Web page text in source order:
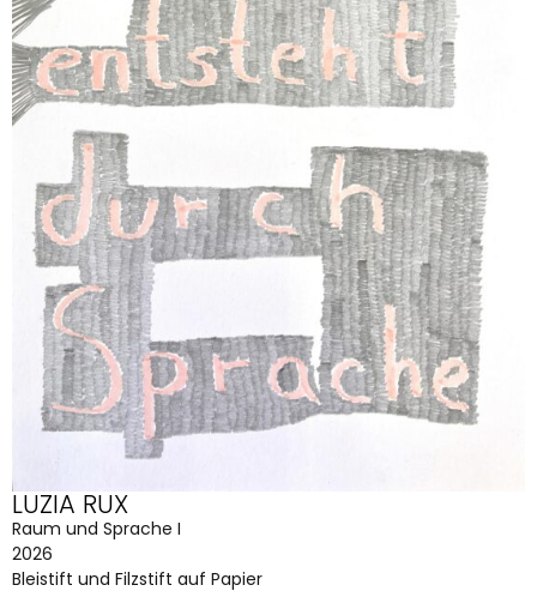
LUZIA RUX
Raum und Sprache I
2026
Bleistift und Filzstift auf Papier